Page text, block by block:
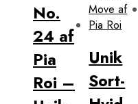
No.
24 af
Pia
Roi –
Unik
Sort-